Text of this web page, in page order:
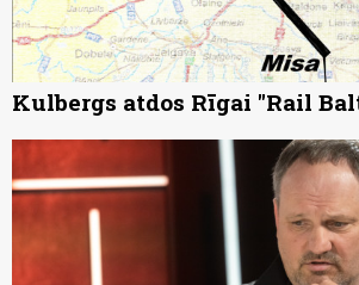
Kulbergs atdos Rīgai "Rail